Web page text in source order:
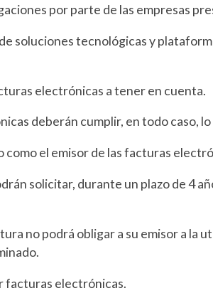
por parte de las empresas
soluciones tecnológicas y
electrónicas a tener en cuenta.
deberán cumplir, en todo caso,
como el emisor de las facturas
solicitar, durante un plazo de 4
no podrá obligar a su emisor a
facturas electrónicas.